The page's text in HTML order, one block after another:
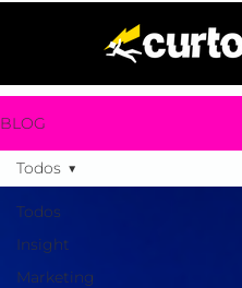
BLOG
Todos
Insight
Marketing
Todos